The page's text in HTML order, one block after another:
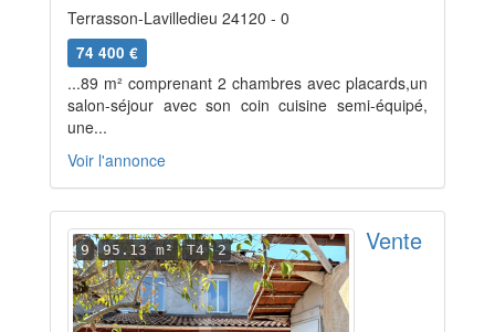
Terrasson-Lavilledieu 24120 - 0
74 400 €
...89 m² comprenant 2 chambres avec placards,un
salon-séjour avec son coin cuisine semi-équipé,
une...
Voir l'annonce
9 95.13 m² T4 2 Vente